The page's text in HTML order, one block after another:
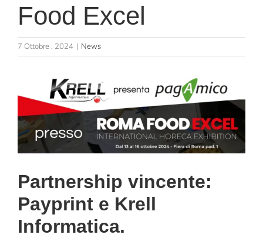
Food Excel
7 Ottobre , 2024 | News
Partnership vincente:
Payprint e Krell
Informatica.